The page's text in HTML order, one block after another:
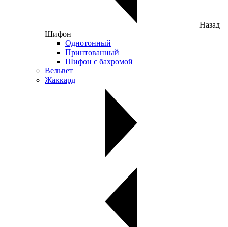
Назад
Шифон
Однотонный
Принтованный
Шифон с бахромой
Вельвет
Жаккард